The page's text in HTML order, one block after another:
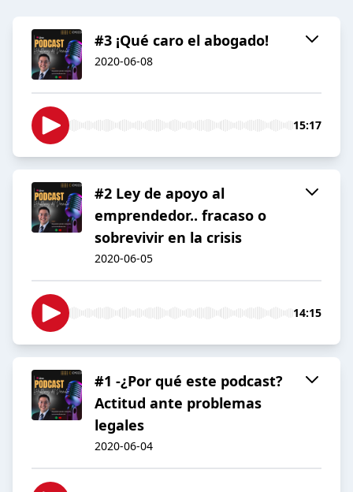
#3 ¡Qué caro el abogado!
2020-06-08
15:17
#2 Ley de apoyo al
emprendedor.. fracaso o
sobrevivir en la crisis
2020-06-05
14:15
#1 -¿Por qué este podcast?
Actitud ante problemas
legales
2020-06-04